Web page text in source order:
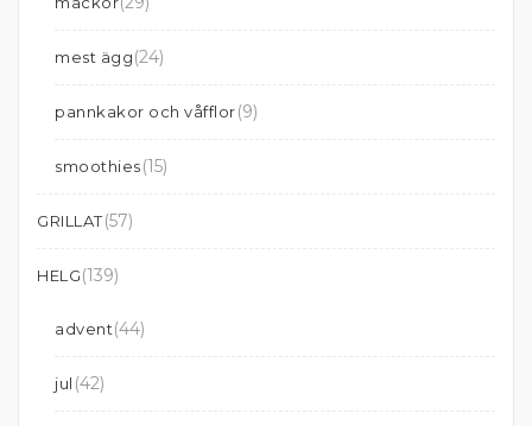
mest ägg(24)
pannkakor och våfflor(9)
smoothies(15)
GRILLAT(57)
HELG(139)
advent(44)
jul (42)